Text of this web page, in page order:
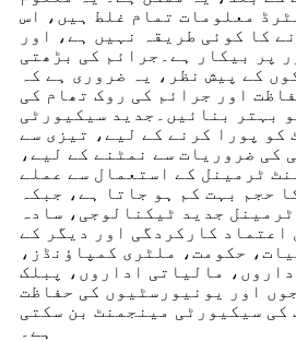
معلومات تمام غلط ہیں، اس
کا کوئی طریقہ نہیں ہے، اور
پر بیکار ہے۔جرائم کی بڑھتی
کے پیش نظر، یہ ضروری ہے کہ
اور جرائم کی روک تھام کی
بہتر بنائیں۔جدید سیکیورٹی
کو پورا کرنے کے لیے، تیزی سے
کی ضروریات سے نمٹنے کے لیے،
ٹرمینل کے استعمال سے عملے
حجم بہت کم ہو جاتا ہے، جبکہ
جدید ٹیکنالوجی، سادہ
اعتماد کارکردگی اور دیگر کے
حکومت، ملٹری کمپاؤنڈز،
مالیاتی اداروں، پبلک
اور یونیورسٹیوں کی حفاظت
کی سیکیورٹی مینجمنٹ بن سکتی
ہے۔